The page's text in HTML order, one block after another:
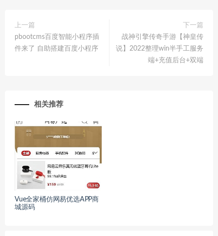
上一篇
pbootcms百度智能小程序插
件来了 自助搭建百度小程序
下一篇
战神引擎传奇手游【神皇传
说】2022整理win半手工服务
端+充值后台+双端
相关推荐
Vue全家桶仿网易优选APP商
城源码